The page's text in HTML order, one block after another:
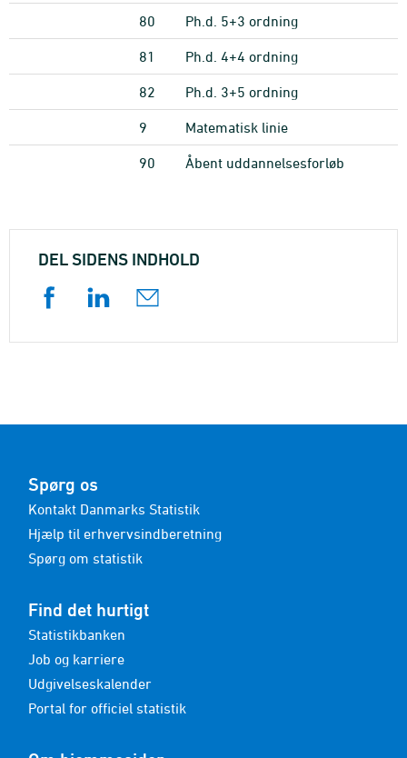
80 Ph.d. 5+3 ordning
81 Ph.d. 4+4 ordning
82 Ph.d. 3+5 ordning
9 Matematisk linie
90 Åbent uddannelsesforløb
DEL SIDENS INDHOLD
Spørg os
Kontakt Danmarks Statistik
Hjælp til erhvervsindberetning
Spørg om statistik
Find det hurtigt
Statistikbanken
Job og karriere
Udgivelseskalender
Portal for officiel statistik